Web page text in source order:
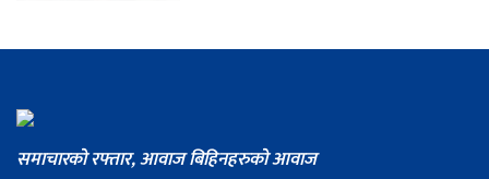
समाचारको रफ्तार, आवाज बिहिनहरुको आवाज